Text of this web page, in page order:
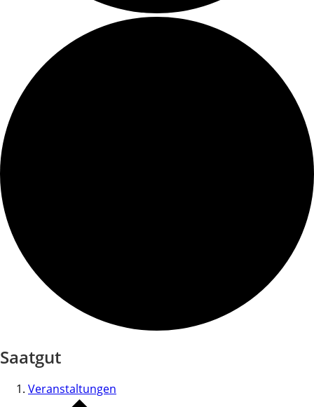
Saatgut
Veranstaltungen